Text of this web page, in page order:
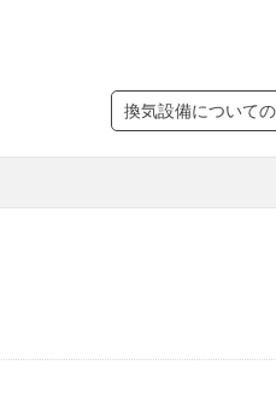
換気設備について
種類 法定換気
必要換気量 建築基準法
ダクト
シックハウス対策 コ